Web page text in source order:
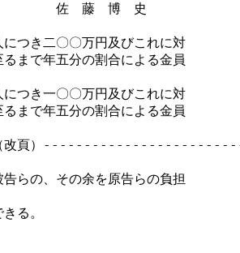
佐　藤　博　史
つき二〇〇万円及びこれに対
まで年五分の割合による金員
つき一〇〇万円及びこれに対
まで年五分の割合による金員
頁）
らの、その余を原告らの負担
る。